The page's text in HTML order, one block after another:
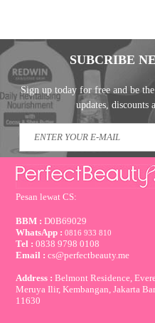
SUBCRIBE
Sign up today for free and be
updates, discounts
Pesan lewat CS:
BBM : D0B69029
WhatsApp :0816 933 810
Tel :0838 9798 0108
Email :cs@perfectbeauty.me
Address : Belmont Residence,
Meruya Ilir, Kembangan, Jakarta
11630